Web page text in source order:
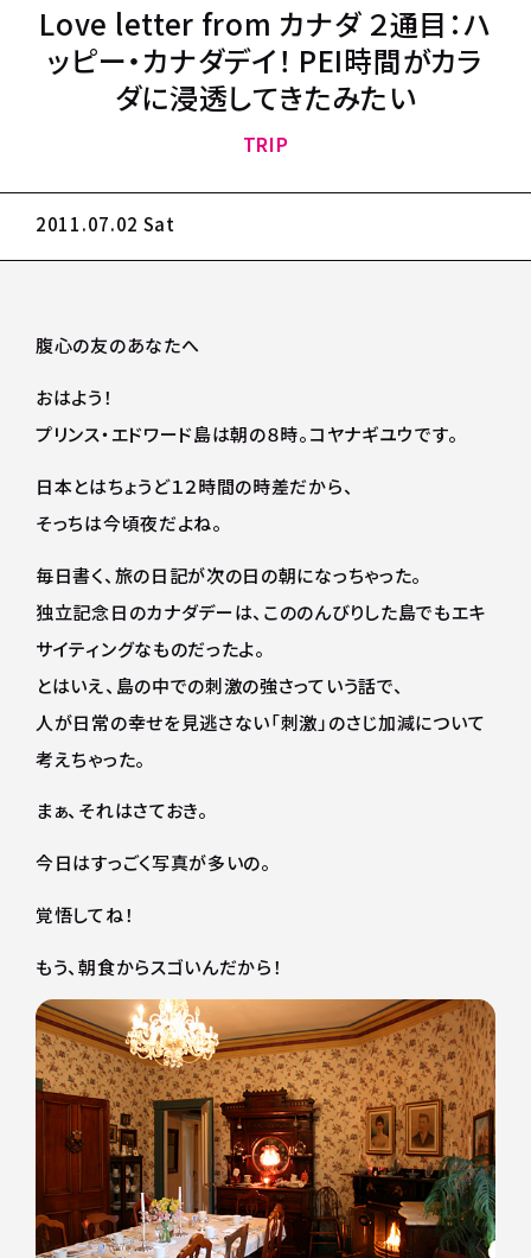
Love letter from カナダ ２通目：ハ
ッピー・カナダデイ！ PEI時間がカラ
ダに浸透してきたみたい
TRIP
2011.07.02 Sat
腹心の友のあなたへ
おはよう！
プリンス・エドワード島は朝の８時。コヤナギユウです。
日本とはちょうど１２時間の時差だから、
そっちは今頃夜だよね。
毎日書く、旅の日記が次の日の朝になっちゃった。
独立記念日のカナダデーは、こののんびりした島でもエキ
サイティングなものだったよ。
とはいえ、島の中での刺激の強さっていう話で、
人が日常の幸せを見逃さない「刺激」のさじ加減について
考えちゃった。
まぁ、それはさておき。
今日はすっごく写真が多いの。
覚悟してね！
もう、朝食からスゴいんだから！